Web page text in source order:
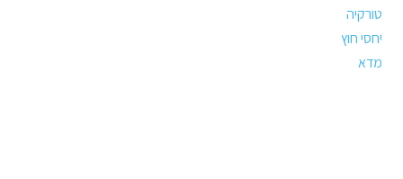
טורקיה
יחסי חוץ
מדא